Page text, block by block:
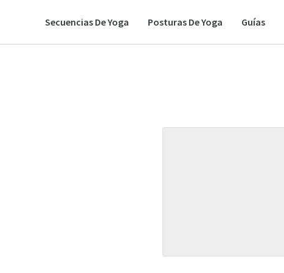
Secuencias De Yoga Posturas De Yoga Guías